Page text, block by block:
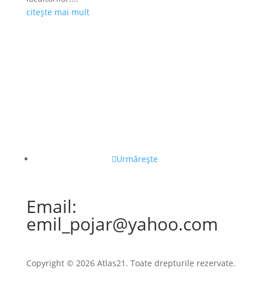
citește mai mult
Urmărește
Email:
emil_pojar@yahoo.com
Copyright © 2026 Atlas21. Toate drepturile rezervate.